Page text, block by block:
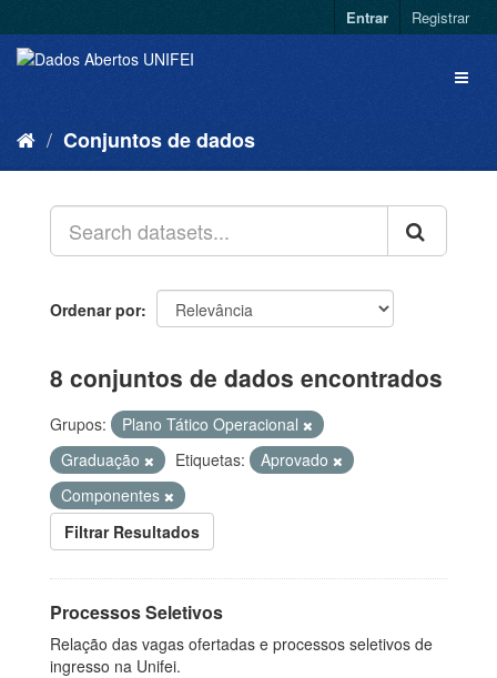
Entrar Registrar
Conjuntos de dados
Ordenar por
8 conjuntos de dados encontrados
Grupos:
Plano Tático Operacional
Graduação
Etiquetas:
Aprovado
Componentes
Filtrar Resultados
Processos Seletivos
Relação das vagas ofertadas e processos seletivos de
ingresso na Unifei.